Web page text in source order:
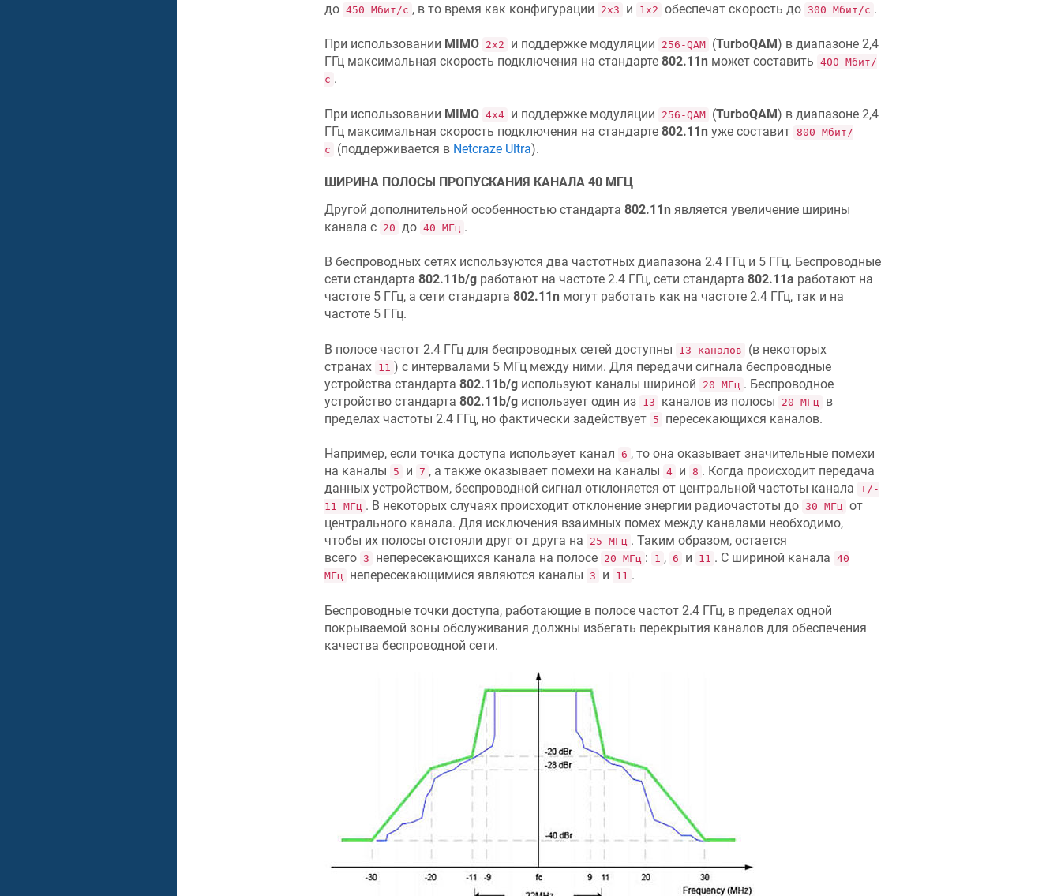
до 450 Мбит/с , в то время как конфигурации 2х3 и 1х2 обеспечат скорость до 300 Мбит/с .
При использовании MIMO 2x2 и поддержке модуляции 256-QAM (TurboQAM) в диапазоне 2,4
ГГц максимальная скорость подключения на стандарте 802.11n может составить 400 Мбит/
с .
При использовании MIMO 4x4 и поддержке модуляции 256-QAM (TurboQAM) в диапазоне 2,4
ГГц максимальная скорость подключения на стандарте 802.11n уже составит 800 Мбит/
с
(поддерживается в NetcrazeUltra).
ШИРИНА ПОЛОСЫ ПРОПУСКАНИЯ КАНАЛА 40 МГЦ
Другой дополнительной особенностью стандарта 802.11n является увеличение ширины
канала с 20 до 40 МГц .
В беспроводных сетях используются два частотных диапазона 2.4 ГГц и 5 ГГц. Беспроводные
сети стандарта 802.11b/gработают на частоте 2.4 ГГц, сети стандарта 802.11a работают на
частоте 5 ГГц, а сети стандарта 802.11n могут работать как на частоте 2.4 ГГц, так и на
частоте 5 ГГц.
В полосе частот 2.4 ГГц для беспроводных сетей доступны 13 каналов
(в некоторых
странах 11 ) с интервалами 5 МГц между ними. Для передачи сигнала беспроводные
устройства стандарта 802.11b/gиспользуют каналы шириной 20 МГц . Беспроводное
устройство стандарта 802.11b/gиспользует один из 13 каналов из полосы 20 МГц
в
пределах частоты 2.4 ГГц, но фактически задействует 5 пересекающихся каналов.
Например, если точка доступа использует канал 6 , то она оказывает значительные помехи
на каналы
5 и 7 , а также оказывает помехи на каналы 4 и 8 . Когда происходит передача
данных устройством, беспроводной сигнал отклоняется от центральной частоты канала +/-
11 МГц . В некоторых случаях происходит отклонение энергии радиочастоты до 30 МГц от
центрального канала. Для исключения взаимных помех между каналами необходимо,
чтобы их полосы отстояли друг от друга на
25 МГц . Таким образом, остается
всего 3 непересекающихся канала на полосе 20 МГц : 1 , 6 и 11 . С шириной канала 40
МГц
непересекающимися являются каналы 3 и 11 .
Беспроводные точки доступа, работающие в полосе частот 2.4 ГГц, в пределах одной
покрываемой зоны обслуживания должны избегать перекрытия каналов для обеспечения
качества беспроводной сети.